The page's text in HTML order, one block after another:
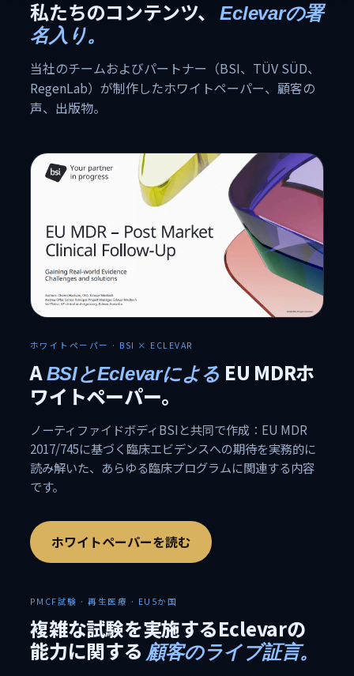
私たちのコンテンツ、Eclevarの署
名入り。
当社のチームおよびパートナー（BSI、TÜV SÜD、
RegenLab）が制作したホワイトペーパー、顧客の
声、出版物。
ホワイトペーパー · BSI × ECLEVAR
ABSIとEclevarによる EU MDRホ
ワイトペーパー。
ノーティファイドボディBSIと共同で作成：EU MDR
2017/745に基づく臨床エビデンスへの期待を実務的に
読み解いた、あらゆる臨床プログラムに関連する内容
です。
ホワイトペーパーを読む
PMCF試験 · 再生医療 · EU5か国
複雑な試験を実施するEclevarの
能力に関する 顧客のライブ証言。